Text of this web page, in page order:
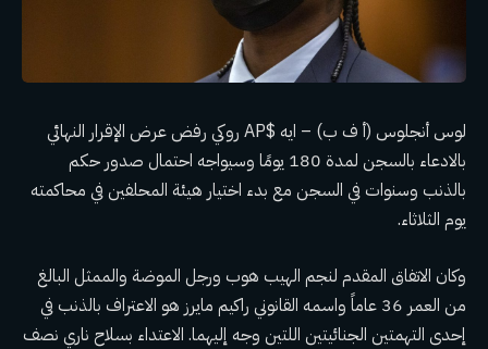
لوس أنجلوس (أ ف ب) – ايه $AP روكي
رفض عرض الإقرار النهائي
بالادعاء بالسجن لمدة 180 يومًا وسيواجه احتمال صدور حكم
بالذنب وسنوات في السجن مع بدء اختيار هيئة المحلفينفي محاكمته
يوم الثلاثاء.
وكان الاتفاق المقدم لنجم الهيب هوب ورجل الموضة والممثل البالغ
من العمر 36 عاماً واسمه القانوني راكيم مايرز هو الاعتراف بالذنب في
إحدى التهمتين الجنائيتين اللتين وجه إليهما. الاعتداء بسلاح ناري نصف